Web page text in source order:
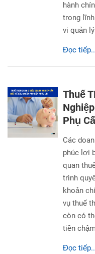
hành
trong
vi quản
Đọc
Thuế
Phụ
Các
phúc lợi
quan
trình
khoản
vụ thuế
còn có
tiền
Đọc